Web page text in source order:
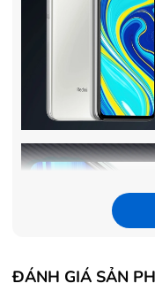
ĐÁNH GIÁ SẢN